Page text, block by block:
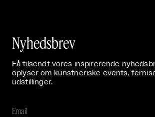
Nyhedsbrev
Få tilsendt vores inspirerende
oplyser om kunstneriske events,
udstillinger.